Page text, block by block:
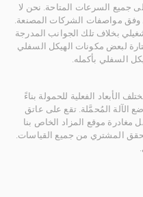
جميع السرعات المتاحة. نحن لا
وفق مواصفات الشركات المصنعة.
بخلاف تلك الجوانب المدرجة
لبعض مكونات الهيكل السفلي
السفلي بأكمله.
الأبعاد الفعلية للحمولة بناءً
الآلة المُحمَّلة. تقع على عاتق
مغادرة موقع المزاد الخاص بنا
المشتري من جميع القياسات.